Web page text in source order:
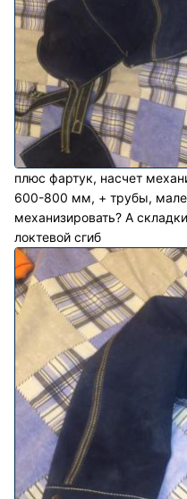
плюс фартук, насчет
600-800 мм, + трубы,
механизировать? А
локтевой сгиб